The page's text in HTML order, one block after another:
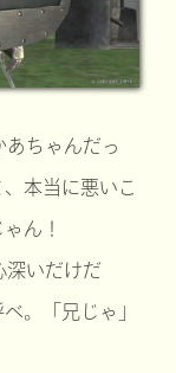
ちゃんだっ
本当に悪いこ
ん！
深いだけだ
。「兄じゃ」